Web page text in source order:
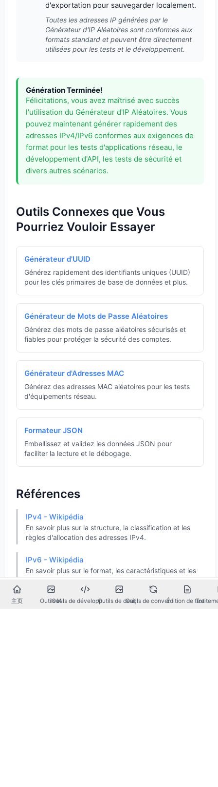
d'exportation pour sauvegarder localement.
Toutes les adresses IP générées par le
Générateur d'IP Aléatoires sont conformes aux
formats standard et peuvent être directement
utilisées pour les tests et le développement.
Génération Terminée!
Félicitations, vous avez maîtrisé avec succès
l'utilisation du Générateur d'IP Aléatoires. Vous
pouvez maintenant générer rapidement des
adresses IPv4/IPv6 conformes aux exigences de
format pour les tests d'applications réseau, le
développement d'API, les tests de sécurité et
divers autres scénarios.
Outils Connexes que Vous
Pourriez Vouloir Essayer
Générateur d'UUID
Générez rapidement des identifiants uniques (UUID)
pour les clés primaires de base de données et plus.
Générateur de Mots de Passe Aléatoires
Générez des mots de passe aléatoires sécurisés et
fiables pour protéger la sécurité des comptes.
Générateur d'Adresses MAC
Générez des adresses MAC aléatoires pour les tests
d'équipements réseau.
Formateur JSON
Embellissez et validez les données JSON pour
faciliter la lecture et le débogage.
Références
IPv4 - Wikipédia
En savoir plus sur la structure, la classification et les
règles d'allocation des adresses IPv4.
IPv6 - Wikipédia
En savoir plus sur le format, les caractéristiques et les
avantages des adresses IPv6.
RFC 791 - Spécification du Protocole IP
主页 Outils IAOutils de développementOutils de designOutils de conversionÉdition de texte